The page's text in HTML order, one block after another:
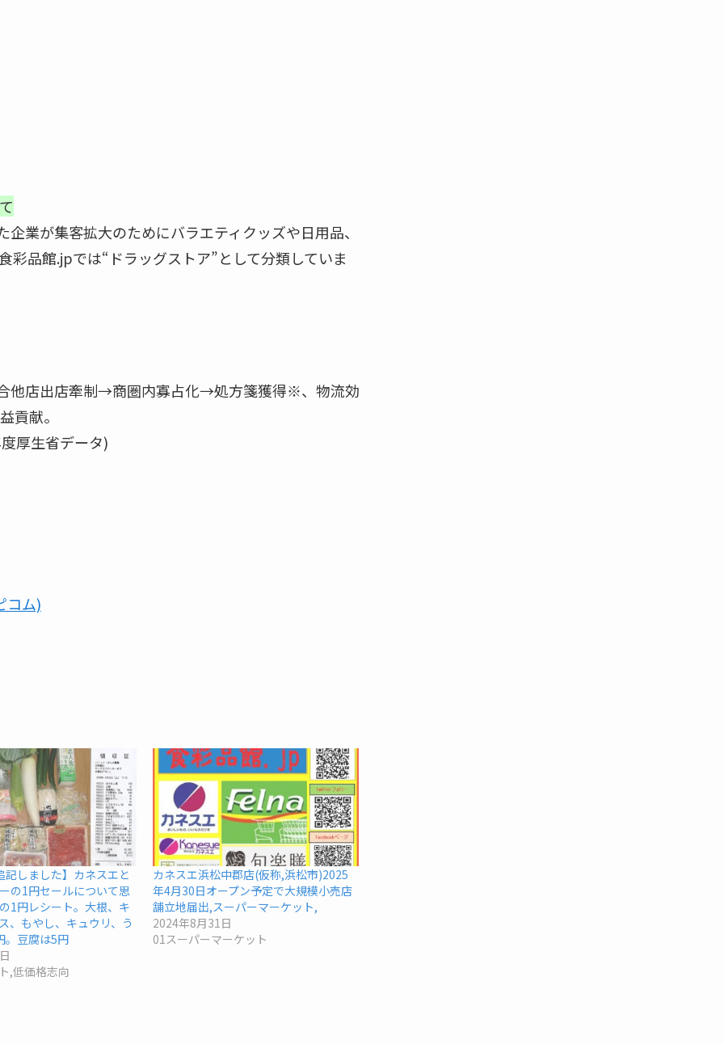
業が集客拡大のためにバラエティクッズや日用品、
彩品館.jpでは“ドラッグストア”として分類していま
他店出店牽制→商圏内寡占化→処方箋獲得※、物流効
貢献。
厚生省データ)
コム)
記しました】カネスエと
の1円セールについて思
1円レシート。大根、キ
、もやし、キュウリ、う
。豆腐は5円
,低価格志向
カネスエ浜松中郡店(仮称,浜松市)2025
年4月30日オープン予定で大規模小売店
舗立地届出,スーパーマーケット,
2024年8月31日
01スーパーマーケット